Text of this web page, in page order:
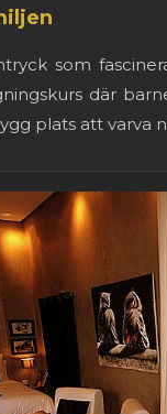
som
där
plats att varva